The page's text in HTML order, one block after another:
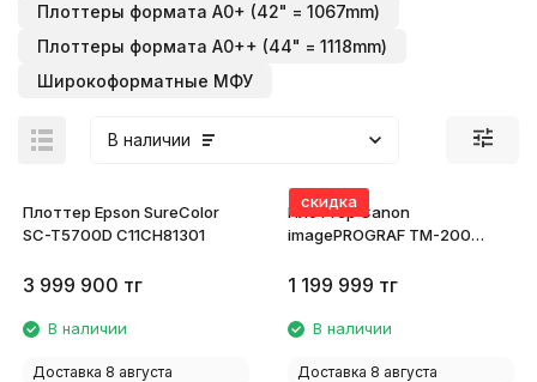
Плоттеры формата A0+ (42" = 1067mm)
Плоттеры формата A0++ (44" = 1118mm)
Широкоформатные МФУ
В наличии
Плоттер Epson SureColor
SC-T5700D C11CH81301
3 999 900 тг
В наличии
Доставка 8 августа
скидка
Плоттер Canon
imagePROGRAF TM-200
1 199 999 тг
В наличии
Доставка 8 августа